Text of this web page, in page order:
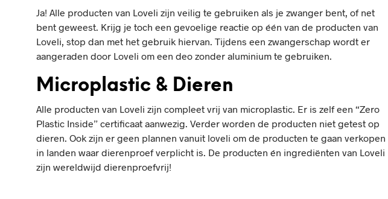
Ja! Alle producten van Loveli zijn veilig te gebruiken als je zwanger bent, of net
bent geweest. Krijg je toch een gevoelige reactie op één van de producten van
Loveli, stop dan met het gebruik hiervan. Tijdens een zwangerschap wordt er
aangeraden door Loveli om een deo zonder aluminium te gebruiken.
Microplastic & Dieren
Alle producten van Loveli zijn compleet vrij van microplastic. Er is zelf een “Zero
Plastic Inside” certificaat aanwezig. Verder worden de producten niet getest op
dieren. Ook zijn er geen plannen vanuit loveli om de producten te gaan verkopen
in landen waar dierenproef verplicht is. De producten én ingrediënten van Loveli
zijn wereldwijd dierenproefvrij!